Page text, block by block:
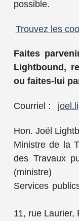
possible.
Trouvez les
Faites
Lightbound,
ou faites-lui
Courriel :
Hon. Joël
Ministre de la
des Travaux
(ministre)
Services
11, rue Laurier,